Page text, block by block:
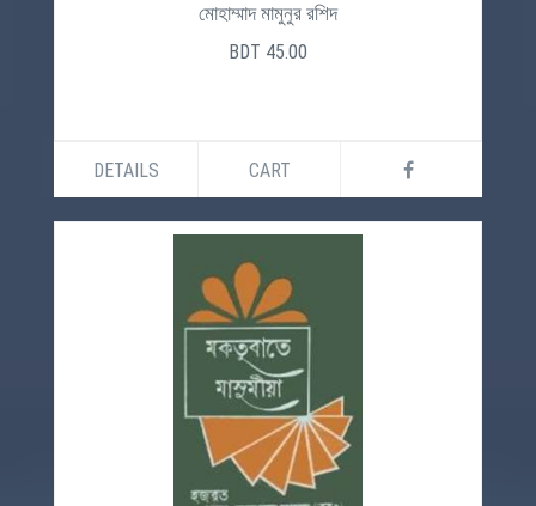
মোহাম্মাদ মামুনুর রশিদ
BDT 45.00
DETAILS CART